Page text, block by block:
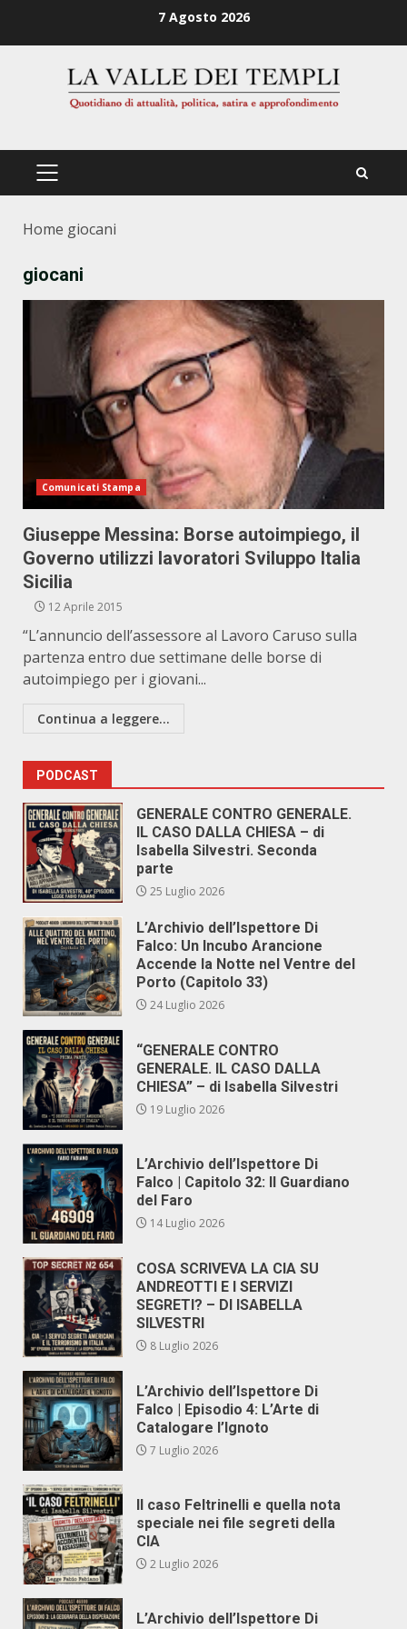
7 Agosto 2026
PRIMÄRES
Home giocani
giocani
Comunicati Stampa
Giuseppe Messina: Borse autoimpiego, il
Governo utilizzi lavoratori Sviluppo Italia
Sicilia
12 Aprile 2015
“L’annuncio dell’assessore al Lavoro Caruso sulla
partenza entro due settimane delle borse di
autoimpiego per i giovani...
Continua a leggere...
PODCAST
GENERALE CONTRO GENERALE.
IL CASO DALLA CHIESA – di
Isabella Silvestri. Seconda
parte
25 Luglio 2026
L’Archivio dell’Ispettore Di
Falco: Un Incubo Arancione
Accende la Notte nel Ventre del
Porto (Capitolo 33)
24 Luglio 2026
“GENERALE CONTRO
GENERALE. IL CASO DALLA
CHIESA” – di Isabella Silvestri
19 Luglio 2026
L’Archivio dell’Ispettore Di
Falco | Capitolo 32: Il Guardiano
del Faro
14 Luglio 2026
COSA SCRIVEVA LA CIA SU
ANDREOTTI E I SERVIZI
SEGRETI? – DI ISABELLA
SILVESTRI
8 Luglio 2026
L’Archivio dell’Ispettore Di
Falco | Episodio 4: L’Arte di
Catalogare l’Ignoto
7 Luglio 2026
Il caso Feltrinelli e quella nota
speciale nei file segreti della
CIA
2 Luglio 2026
L’Archivio dell’Ispettore Di